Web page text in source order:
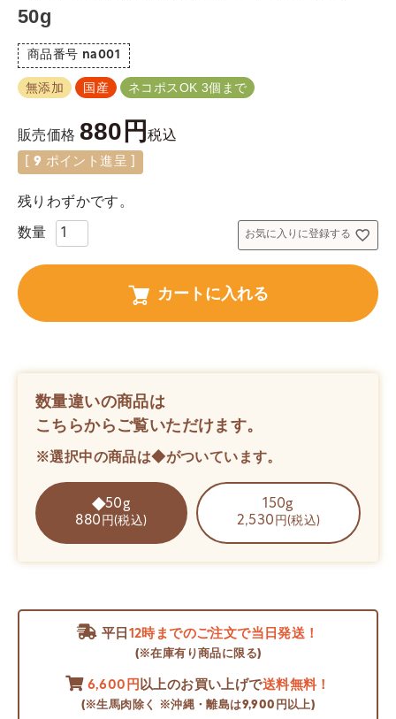
50g
商品番号 na001
無添加 国産 ネコポスOK 3個まで
販売価格 880 税込
9 ポイント進呈 ]
残りわずかです。
お気に入りに登録する
カートに入れる
数量違いの商品は
こちらからご覧いただけます。
※選択中の商品は◆がついています。
50g
880 円(税込)
150g
2,530 円(税込)
平日 12時までのご注文で当日発送！
(※在庫有り商品に限る)
6,600円 以上のお買い上げで送料無料！
(※生馬肉除く ※沖縄・離島は9,900円以上)